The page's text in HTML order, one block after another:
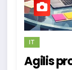
IT
Agilis